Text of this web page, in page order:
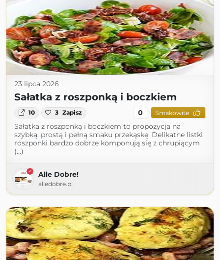
23 lipca 2026
Sałatka z roszponką i boczkiem
10 3 Zapisz 0 Smakowite
Sałatka z roszponką i boczkiem to propozycja na
szybką, prostą i pełną smaku przekąskę. Delikatne listki
roszponki bardzo dobrze komponują się z chrupiącym
(...)
Alle Dobre!
alledobre.pl